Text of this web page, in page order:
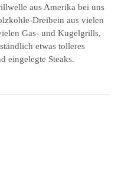
aus Amerika bei uns
Dreibein aus vielen
Gas- und Kugelgrills,
etwas tolleres
eingelegte Steaks.